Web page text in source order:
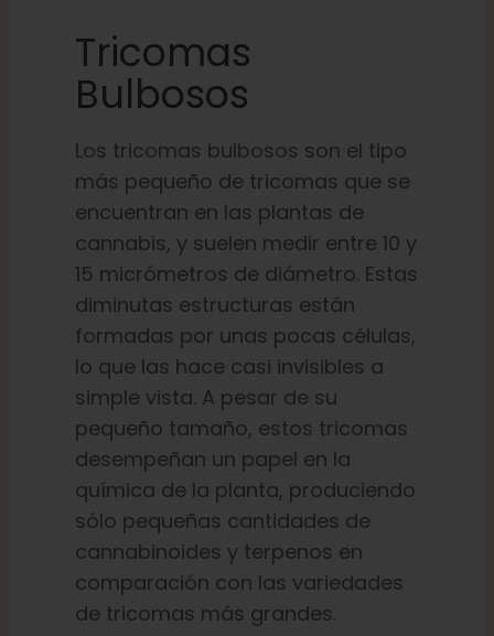
Tricomas
Bulbosos
Los tricomas bulbosos son el tipo
más pequeño de tricomas que se
encuentran en las plantas de
cannabis, y suelen medir entre 10 y
15 micrómetros de diámetro. Estas
diminutas estructuras están
formadas por unas pocas células,
lo que las hace casi invisibles a
simple vista. A pesar de su
pequeño tamaño, estos tricomas
desempeñan un papel en la
química de la planta, produciendo
sólo pequeñas cantidades de
cannabinoides y terpenos en
comparación con las variedades
de tricomas más grandes.